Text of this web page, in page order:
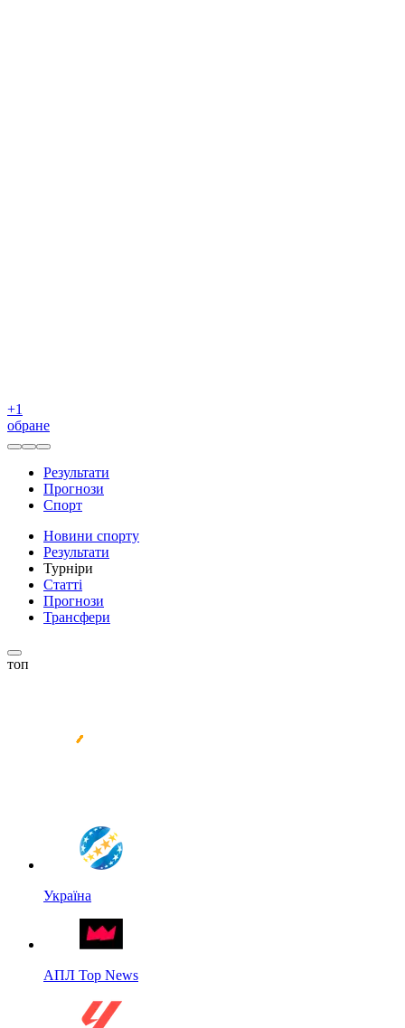
+1
обране
Результати
Прогнози
Спорт
Новини спорту
Результати
Турніри
Статті
Прогнози
Трансфери
топ
Україна
АПЛ Top News